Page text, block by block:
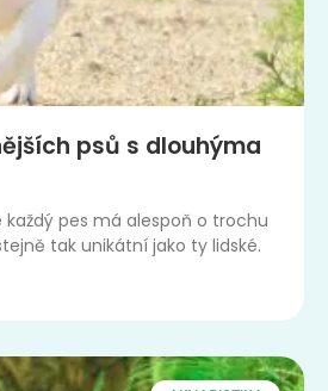
psů s dlouhýma
každý pes má alespoň o trochu
tak unikátní jako ty lidské.